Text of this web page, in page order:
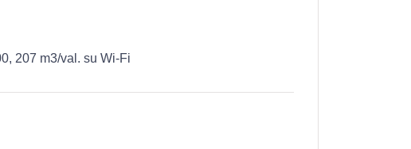
207 m3/val. su Wi-Fi